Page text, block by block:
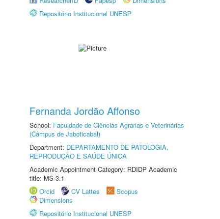
Repositório Institucional UNESP
Fernanda Jordão Affonso
School: Faculdade de Ciências Agrárias e Veterinárias
(Câmpus de Jaboticabal)
Department: DEPARTAMENTO DE PATOLOGIA,
REPRODUÇÃO E SAÚDE ÚNICA
Academic Appointment Category: RDIDP Academic
title: MS-3.1
Orcid
CV Lattes
Scopus
Dimensions
Repositório Institucional UNESP